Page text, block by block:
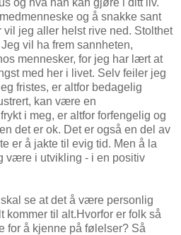
og hva han kan gjøre i ditt liv.
og å snakke sant
jeg aller helst rive ned. Stolthet
vil ha frem sannheten,
mennesker, for jeg har lært at
med her i livet. Selv feiler jeg
fristes, er altfor bedagelig
kan være en
i meg, er altfor forfengelig og
det er ok. Det er også en del av
er å jakte til evig tid. Men å la
være i utvikling - i en positiv
se at det å være personlig
kommer til alt.Hvorfor er folk så
for å kjenne på følelser? Så